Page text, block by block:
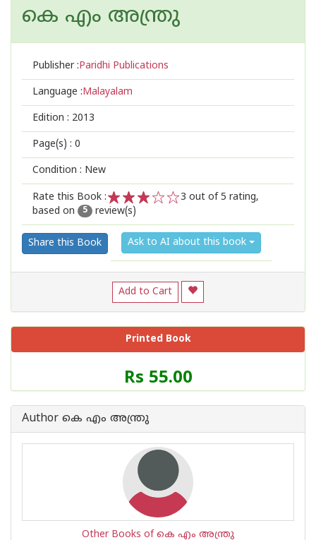
കെ എം അന്ത്രു
Publisher :Paridhi Publications
Language :Malayalam
Edition : 2013
Page(s) : 0
Condition : New
Rate this Book :
2
1
3 out of 5 rating,
based on
5 review(s)
Share this Book Ask to AI about this book
Add to Cart
Printed Book
Price
of
Book
Rs 55.00
Author കെ എം അന്ത്രു
Other Books of കെ എം അന്ത്രു